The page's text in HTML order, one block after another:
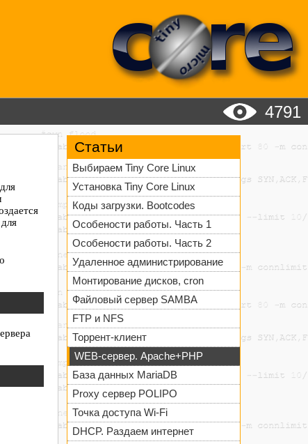
4791
Статьи
Выбираем Tiny Core Linux
Установка Tiny Core Linux
Коды загрузки. Bootcodes
Особености работы. Часть 1
Особености работы. Часть 2
Удаленное администрирование
Монтирование дисков, cron
Файловый сервер SAMBA
FTP и NFS
Торрент-клиент
WEB-сервер. Apache+PHP
База данных MariaDB
Proxy сервер POLIPO
Точка доступа Wi-Fi
DHCP. Раздаем интернет